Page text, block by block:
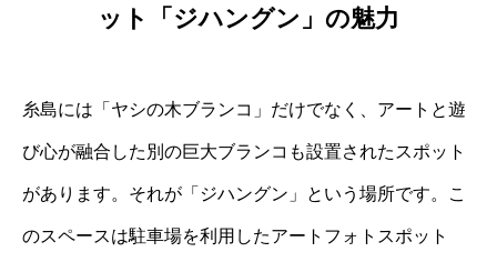
ット「ジハングン」の魅力
糸島には「ヤシの木ブランコ」だけでなく、アートと遊
び心が融合した別の巨大ブランコも設置されたスポット
があります。それが「ジハングン」という場所です。こ
のスペースは駐車場を利用したアートフォトスポット